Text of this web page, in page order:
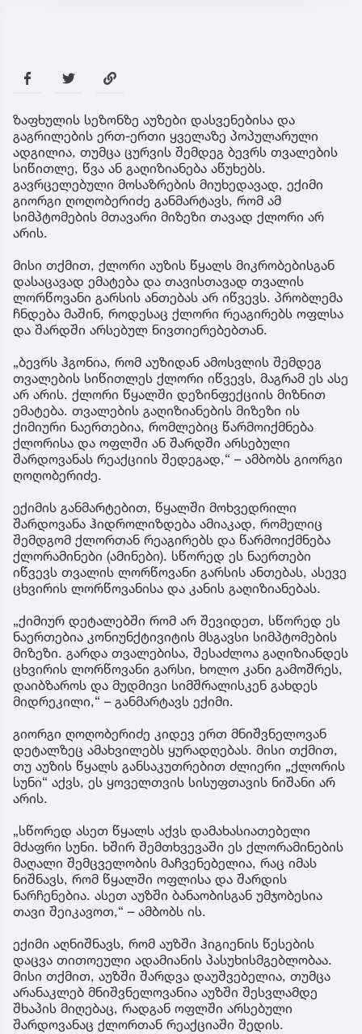
ზაფხულის სეზონზე აუზები დასვენებისა და
გაგრილების ერთ-ერთი ყველაზე პოპულარული
ადგილია, თუმცა ცურვის შემდეგ ბევრს თვალების
სიწითლე, წვა ან გაღიზიანება აწუხებს.
გავრცელებული მოსაზრების მიუხედავად, ექიმი
გიორგი ღოღობერიძე განმარტავს, რომ ამ
სიმპტომების მთავარი მიზეზი თავად ქლორი არ
არის.
მისი თქმით, ქლორი აუზის წყალს მიკრობებისგან
დასაცავად ემატება და თავისთავად თვალის
ლორწოვანი გარსის ანთებას არ იწვევს. პრობლემა
ჩნდება მაშინ, როდესაც ქლორი რეაგირებს ოფლსა
და შარდში არსებულ ნივთიერებებთან.
„ბევრს ჰგონია, რომ აუზიდან ამოსვლის შემდეგ
თვალების სიწითლეს ქლორი იწვევს, მაგრამ ეს ასე
არ არის. ქლორი წყალში დეზინფექციის მიზნით
ემატება. თვალების გაღიზიანების მიზეზი ის
ქიმიური ნაერთებია, რომლებიც წარმოიქმნება
ქლორისა და ოფლში ან შარდში არსებული
შარდოვანას რეაქციის შედეგად,“ – ამბობს გიორგი
ღოღობერიძე.
ექიმის განმარტებით, წყალში მოხვედრილი
შარდოვანა ჰიდროლიზდება ამიაკად, რომელიც
შემდგომ ქლორთან რეაგირებს და წარმოიქმნება
ქლორამინები (ამინები). სწორედ ეს ნაერთები
იწვევს თვალის ლორწოვანი გარსის ანთებას, ასევე
ცხვირის ლორწოვანისა და კანის გაღიზიანებას.
„ქიმიურ დეტალებში რომ არ შევიდეთ, სწორედ ეს
ნაერთებია კონიუნქტივიტის მსგავსი სიმპტომების
მიზეზი. გარდა თვალებისა, შესაძლოა გაღიზიანდეს
ცხვირის ლორწოვანი გარსი, ხოლო კანი გამოშრეს,
დაიბზაროს და მუდმივი სიმშრალისკენ გახდეს
მიდრეკილი,“ – განმარტავს ექიმი.
გიორგი ღოღობერიძე კიდევ ერთ მნიშვნელოვან
დეტალზეც ამახვილებს ყურადღებას. მისი თქმით,
თუ აუზის წყალს განსაკუთრებით ძლიერი „ქლორის
სუნი“ აქვს, ეს ყოველთვის სისუფთავის ნიშანი არ
არის.
„სწორედ ასეთ წყალს აქვს დამახასიათებელი
მძაფრი სუნი. ხშირ შემთხვევაში ეს ქლორამინების
მაღალი შემცველობის მაჩვენებელია, რაც იმას
ნიშნავს, რომ წყალში ოფლისა და შარდის
ნარჩენებია. ასეთ აუზში ბანაობისგან უმჯობესია
თავი შეიკავოთ,“ – ამბობს ის.
ექიმი აღნიშნავს, რომ აუზში ჰიგიენის წესების
დაცვა თითოეული ადამიანის პასუხისმგებლობაა.
მისი თქმით, აუზში შარდვა დაუშვებელია, თუმცა
არანაკლებ მნიშვნელოვანია აუზში შესვლამდე
შხაპის მიღებაც, რადგან ოფლში არსებული
შარდოვანაც ქლორთან რეაქციაში შედის.